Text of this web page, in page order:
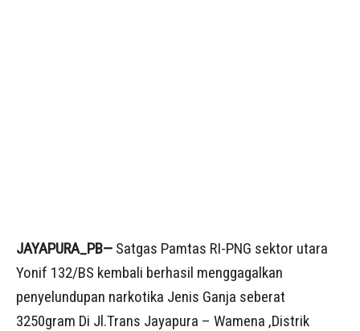
JAYAPURA_PB— Satgas Pamtas RI-PNG sektor utara
Yonif 132/BS kembali berhasil menggagalkan
penyelundupan narkotika Jenis Ganja seberat
3250gram Di Jl.Trans Jayapura – Wamena ,Distrik